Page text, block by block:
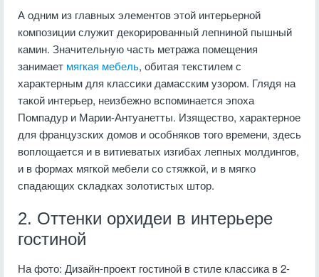
А одним из главных элементов этой интерьерной
композиции служит декорированный лепниной пышный
камин. Значительную часть метража помещения
занимает мягкая мебель, обитая текстилем с
характерным для классики дамасским узором. Глядя на
такой интерьер, неизбежно вспоминается эпоха
Помпадур и Марии-Антуанетты. Изящество, характерное
для французских домов и особняков того времени, здесь
воплощается и в витиеватых изгибах лепных молдингов,
и в формах мягкой мебели со стяжкой, и в мягко
спадающих складках золотистых штор.
2. Оттенки орхидеи в интерьере
гостиной
На фото: Дизайн-проект гостиной в стиле классика в 2-